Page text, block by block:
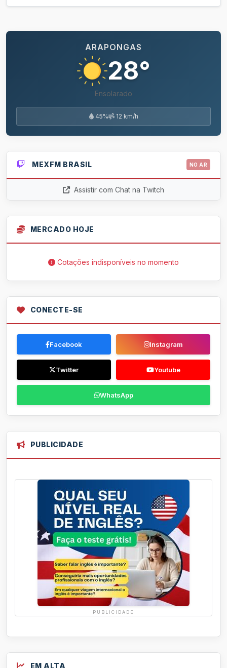
ARAPONGAS
28°
Ensolarado
45% 12 km/h
MEXFM BRASIL NO AR
Assistir com Chat na Twitch
MERCADO HOJE
Cotações indisponíveis no momento
CONECTE-SE
Facebook Instagram
Twitter Youtube
WhatsApp
PUBLICIDADE
PUBLICIDADE
EM ALTA